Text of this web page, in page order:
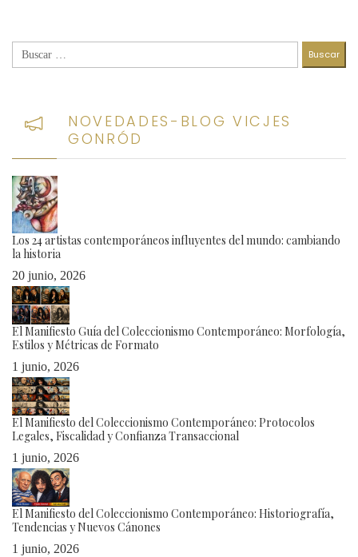
Buscar:
NOVEDADES-BLOG VICJES
GONRÓD
Los 24 artistas contemporáneos influyentes del mundo: cambiando
la historia
20 junio, 2026
El Manifiesto Guía del Coleccionismo Contemporáneo: Morfología,
Estilos y Métricas de Formato
1 junio, 2026
El Manifiesto del Coleccionismo Contemporáneo: Protocolos
Legales, Fiscalidad y Confianza Transaccional
1 junio, 2026
El Manifiesto del Coleccionismo Contemporáneo: Historiografía,
Tendencias y Nuevos Cánones
1 junio, 2026